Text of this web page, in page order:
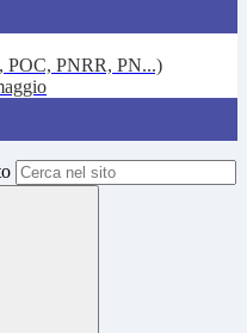
POC, PNRR, PN...)